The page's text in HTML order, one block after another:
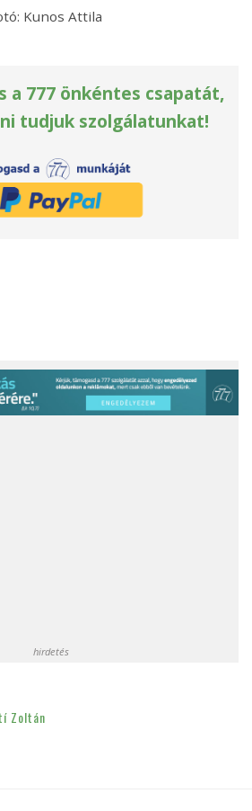
Kunos Attila
a 777 önkéntes csapatát,
tudjuk szolgálatunkat!
hirdetés
Zoltán